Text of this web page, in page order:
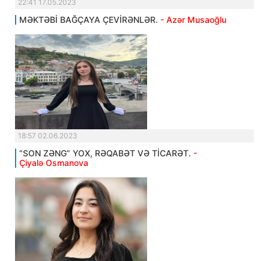
22:41 17.05.2023
MƏKTƏBİ BAĞÇAYA ÇEVİRƏNLƏR. - Azər Musaoğlu
18:57 02.06.2023
“SON ZƏNG” YOX, RƏQABƏT VƏ TİCARƏT. -
Çiyalə Osmanova